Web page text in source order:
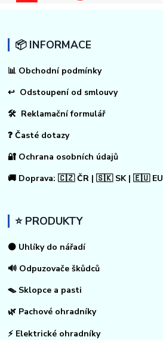
📦 INFORMACE
📊 Obchodní podmínky
↩ Odstoupení od smlouvy
🛠 Reklamační formulář
❓ Časté dotazy
🔐 Ochrana osobních údajů
🚚 Doprava: 🇨🇿 ČR | 🇸🇰 SK | 🇪🇺 EU
⭐ PRODUKTY
⚫ Uhlíky do nářadí
🔊 Odpuzovače škůdců
🪤 Sklopce a pasti
🌿 Pachové ohradníky
⚡ Elektrické ohradníky